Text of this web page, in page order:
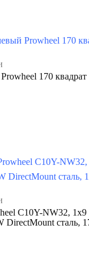
170
C10Y-NW32, 1x9
DirectMount сталь,